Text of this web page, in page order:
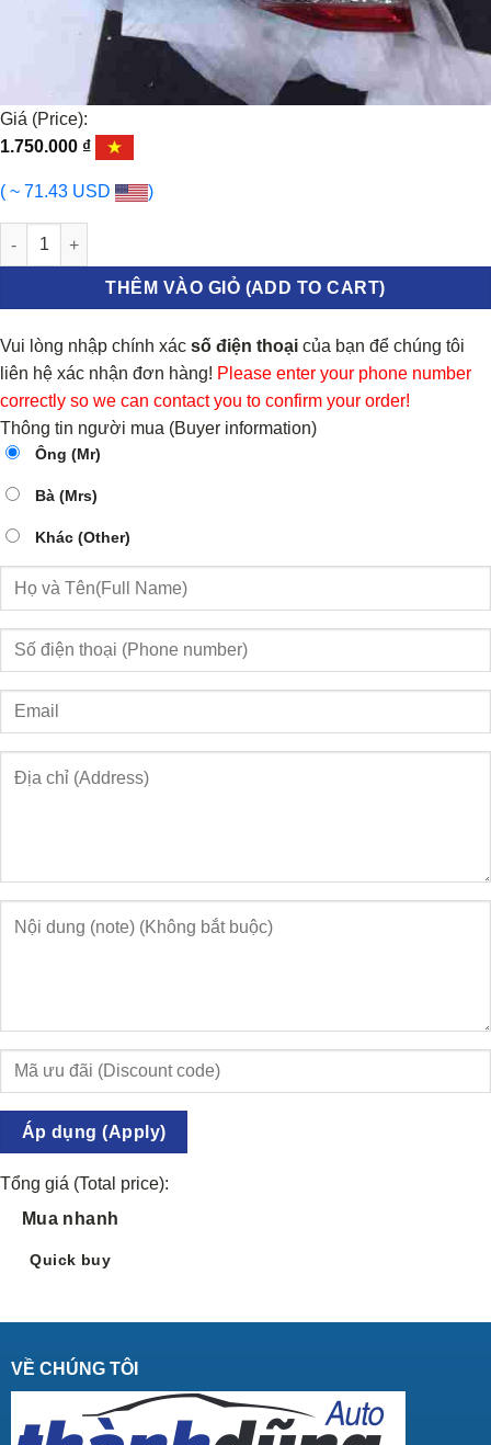
Giá (Price):
1.750.000 ₫
( ~ 71.43 USD )
Đèn hậu miếng trong trái Toyota Camry số lượng
THÊM VÀO GIỎ (ADD TO CART)
Vui lòng nhập chính xác số điện thoại của bạn để chúng tôi
liên hệ xác nhận đơn hàng! Please enter your phone number
correctly so we can contact you to confirm your order!
Thông tin người mua (Buyer information)
Ông (Mr)
Bà (Mrs)
Khác (Other)
Áp dụng (Apply)
Tổng giá (Total price):
Mua nhanh
Quick buy
VỀ CHÚNG TÔI